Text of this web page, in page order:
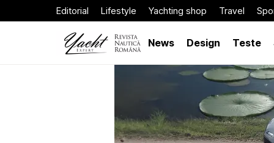
Editorial Lifestyle Yachting shop Travel
News Design Teste